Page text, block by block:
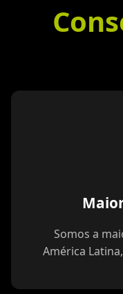
Somos a
América